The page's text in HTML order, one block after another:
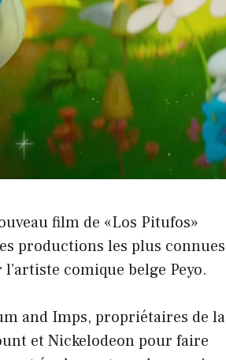
film de «Los Pitufos»
productions les plus connues
comique belge Peyo.
and Imps, propriétaires de la
et Nickelodeon pour faire